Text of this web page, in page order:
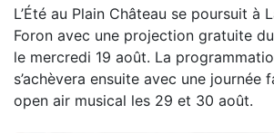
L’Été au Plain Château se poursuit à
Foron avec une projection gratuite
le mercredi 19 août. La
s’achèvera ensuite avec une journée
open air musical les 29 et 30 août.